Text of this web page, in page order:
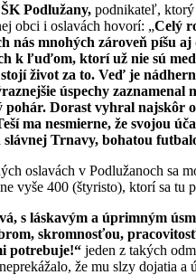
Podlužany, podnikateľ, ktorý
obci i oslavách hovorí: „Celý
nás mnohých zároveň píšu
k ľuďom, ktorí už nie sú
život za to. Veď je
úspechy
pohár. Dorast vyhral
ma nesmierne, že svojou
slávnej Trnavy, bohatou
oslavách v Podlužanoch sa
vyše 400 (štyristo), ktorí sa
s láskavým a úprimným
skromnosťou,
potrebuje!“ jeden z takých
že mu slzy dojatia